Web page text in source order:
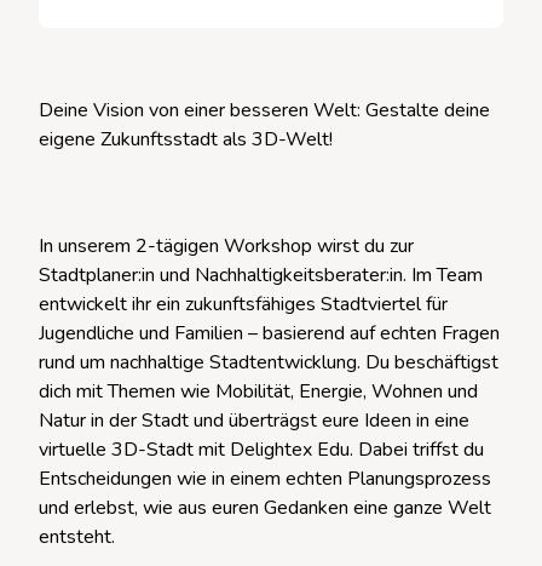
Deine Vision von einer besseren Welt: Gestalte deine
eigene Zukunftsstadt als 3D-Welt!
In unserem 2-tägigen Workshop wirst du zur
Stadtplaner:in und Nachhaltigkeitsberater:in. Im Team
entwickelt ihr ein zukunftsfähiges Stadtviertel für
Jugendliche und Familien – basierend auf echten Fragen
rund um nachhaltige Stadtentwicklung. Du beschäftigst
dich mit Themen wie Mobilität, Energie, Wohnen und
Natur in der Stadt und überträgst eure Ideen in eine
virtuelle 3D-Stadt mit Delightex Edu. Dabei triffst du
Entscheidungen wie in einem echten Planungsprozess
und erlebst, wie aus euren Gedanken eine ganze Welt
entsteht.